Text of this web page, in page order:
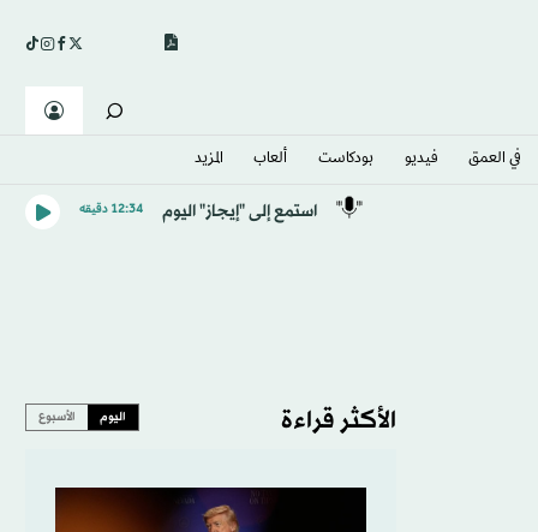
في العمق فيديو بودكاست ألعاب المزيد
استمع إلى "إيجاز" اليوم 12:34 دقيقه
الأكثر قراءة اليوم الأسبوع